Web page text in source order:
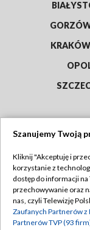
KRAKÓW
Abonament
Emisja w TVP
Szanujemy Twoją
Kliknij "Akceptuję i
korzystanie z
dostęp do informacji
przechowywanie oraz
nas, czyli Telewizję
Zaufanych Partnerów z
Partnerów TVP (93